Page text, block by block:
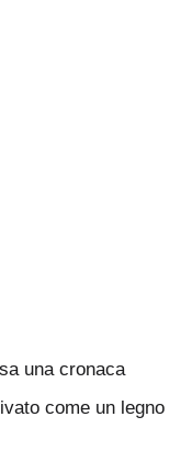
una cronaca
come un legno